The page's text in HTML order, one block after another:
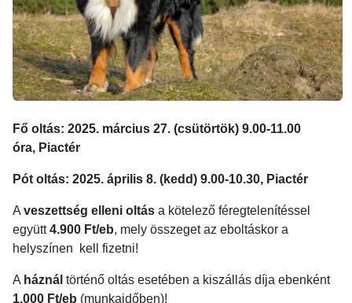
Fő oltás: 2025. március 27. (csütörtök) 9.00-11.00
óra, Piactér
Pót oltás: 2025. április 8. (kedd) 9.00-10.30, Piactér
A veszettség elleni oltás a kötelező féregtelenítéssel
együtt4.900 Ft/eb, mely összeget az eboltáskor a
helyszínen
kell fizetni!
A háznál történő oltás esetében a kiszállás díja ebenként
1.000 Ft/eb (munkaidőben)!